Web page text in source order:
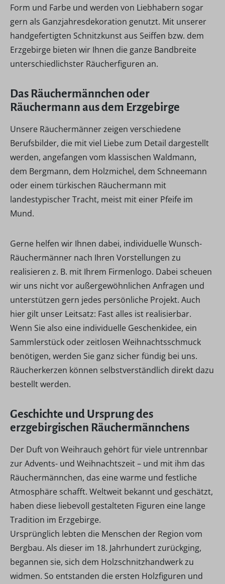
Form und Farbe und werden von Liebhabern sogar
gern als Ganzjahresdekoration genutzt. Mit unserer
handgefertigten Schnitzkunst aus Seiffen bzw. dem
Erzgebirge bieten wir Ihnen die ganze Bandbreite
unterschiedlichster Räucherfiguren an.
Das Räuchermännchen oder
Räuchermann aus dem Erzgebirge
Unsere Räuchermänner zeigen verschiedene
Berufsbilder, die mit viel Liebe zum Detail dargestellt
werden, angefangen vom klassischen Waldmann,
dem Bergmann, dem Holzmichel, dem Schneemann
oder einem türkischen Räuchermann mit
landestypischer Tracht, meist mit einer Pfeife im
Mund.
Gerne helfen wir Ihnen dabei, individuelle Wunsch-
Räuchermänner nach Ihren Vorstellungen zu
realisieren z. B. mit Ihrem Firmenlogo. Dabei scheuen
wir uns nicht vor außergewöhnlichen Anfragen und
unterstützen gern jedes persönliche Projekt. Auch
hier gilt unser Leitsatz: Fast alles ist realisierbar.
Wenn Sie also eine individuelle Geschenkidee, ein
Sammlerstück oder zeitlosen Weihnachtsschmuck
benötigen, werden Sie ganz sicher fündig bei uns.
Räucherkerzen können selbstverständlich direkt dazu
bestellt werden.
Geschichte und Ursprung des
erzgebirgischen Räuchermännchens
Der Duft von Weihrauch gehört für viele untrennbar
zur Advents- und Weihnachtszeit – und mit ihm das
Räuchermännchen, das eine warme und festliche
Atmosphäre schafft. Weltweit bekannt und geschätzt,
haben diese liebevoll gestalteten Figuren eine lange
Tradition im Erzgebirge.
Ursprünglich lebten die Menschen der Region vom
Bergbau. Als dieser im 18. Jahrhundert zurückging,
begannen sie, sich dem Holzschnitzhandwerk zu
widmen. So entstanden die ersten Holzfiguren und